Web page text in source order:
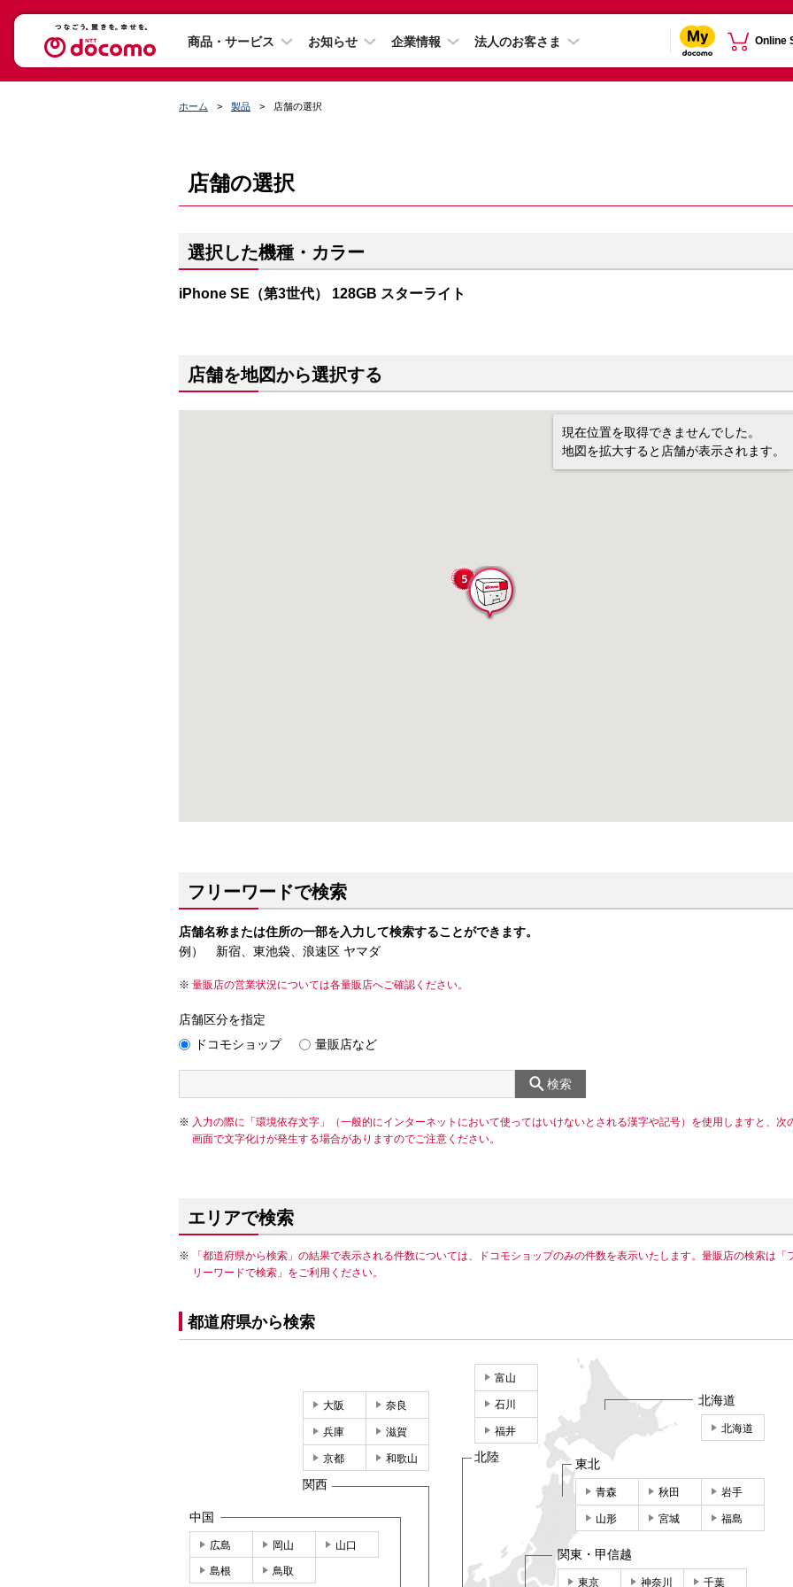
商品・サービス お知らせ 企業情報 法人のお客さま Online
ホーム 製品 店舗の選択
店舗の選択
選択した機種・カラー
iPhone SE（第3世代） 128GB スターライト
店舗を地図から選択する
現在位置を取得できませんでした。
地図を拡大すると店舗が表示されます。
フリーワードで検索
店舗名称または住所の一部を入力して検索することができます。
例） 新宿、東池袋、浪速区 ヤマダ
量販店の営業状況については各量販店へご確認ください。
店舗区分を指定
ドコモショップ
量販店など
検索
入力の際に「環境依存文字」（一般的にインターネットにおいて使ってはいけないとされる漢字や記号）を使用しますと、次
画面で文字化けが発生する場合がありますのでご注意ください。
エリアで検索
「都道府県から検索」の結果で表示される件数については、ドコモショップのみの件数を表示いたします。量販店の検索は「
リーワードで検索」をご利用ください。
都道府県から検索
北海道
北海道
東北
青森 秋田 岩手
山形 宮城 福島
関東・甲信越
東京 神奈川 千葉
富山
石川
福井
北陸
大阪 奈良
兵庫 滋賀
京都 和歌山
関西
中国
広島 岡山 山口
島根 鳥取